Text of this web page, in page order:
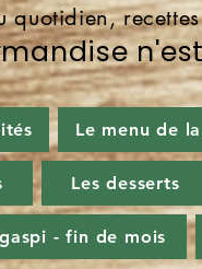
quotidien,
Le menu de
Les desserts
- fin de mois